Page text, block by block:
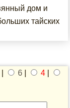
дом и
тайских
6 4